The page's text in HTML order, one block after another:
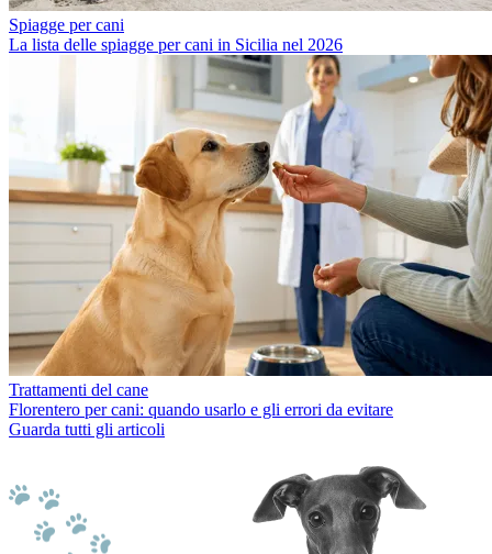
Spiagge per cani
La lista delle spiagge per cani in Sicilia nel 2026
Trattamenti del cane
Florentero per cani: quando usarlo e gli errori da evitare
Guarda tutti gli articoli